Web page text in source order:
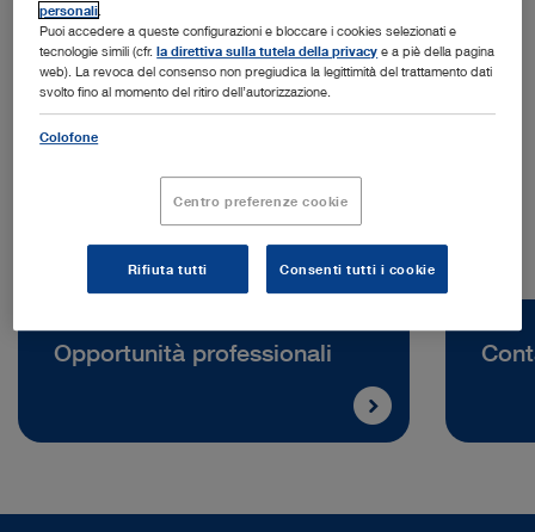
Indirizzo:
KARL STORZ SE & Co. KG
Take-Off Gewerbepark 83
78579 Neuhausen ob Eck | Germania
+49 7461 708-0
Opportunità professionali
personali
Puoi accedere a queste configurazioni e bloccare i cookies selezionati e
tecnologie simili (cfr.la direttiva sulla tutela della privacy e a piè della pagina
web). La revoca del consenso non pregiudica la legittimità del trattamento dati
svolto fino al momento del ritiro dell’autorizzazione.
Colofone
Centro preferenze cookie
Rifiuta tutti Consenti tutti i cookie